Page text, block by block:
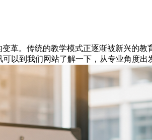
革。传统的教学模式正逐渐被新兴的
可以到我们网站了解一下，从专业角度出